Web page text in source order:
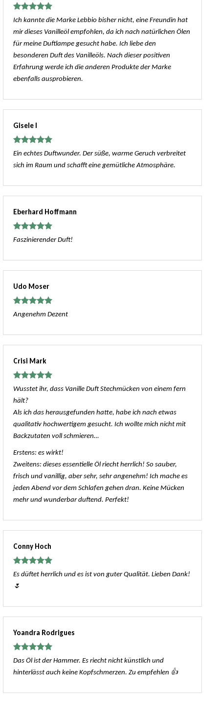
Bewertet
5
Ich kannte die Marke Lebbio bisher nicht, eine Freundin hat
mir dieses Vanilleöl empfohlen, da ich nach natürlichen Ölen
für meine Duftlampe gesucht habe. Ich liebe den
besonderen Duft des Vanilleöls. Nach dieser positiven
Erfahrung werde ich die anderen Produkte der Marke
ebenfalls ausprobieren.
Gisele I
Bewertet
5
Ein echtes Duftwunder. Der süße, warme Geruch verbreitet
sich im Raum und schafft eine gemütliche Atmosphäre.
Eberhard Hoffmann
Bewertet
Faszinierender Duft!
Udo Moser
Bewertet
mit
Angenehm Dezent
Crisi Mark
Bewertet
5
Wusstet ihr, dass Vanille Duft Stechmücken von einem fern
hält?
Als ich das herausgefunden hatte, habe ich nach etwas
qualitativ hochwertigem gesucht. Ich wollte mich nicht mit
Backzutaten voll schmieren…
Erstens: es wirkt!
Zweitens: dieses essentielle Öl riecht herrlich! So sauber,
frisch und vanillig, aber sehr, sehr angenehm! Ich mache es
jeden Abend vor dem Schlafen gehen dran. Keine Mücken
mehr und wunderbar duftend. Perfekt!
Conny Hoch
Bewertet
5
Es düftet herrlich und es ist von guter Qualität. Lieben Dank!
🌷
Yoandra Rodrigues
Bewertet
5
Das Öl ist der Hammer. Es riecht nicht künstlich und
hinterlässt auch keine Kopfschmerzen. Zu empfehlen 👍